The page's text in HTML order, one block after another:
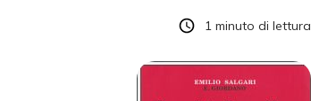
1 minuto di lettura